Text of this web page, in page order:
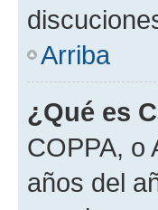
Arriba
¿Qué es
COPPA, o
años del